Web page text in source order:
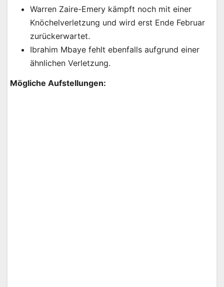
Warren Zaire-Emery kämpft noch mit einer
Knöchelverletzung und wird erst Ende Februar
zurückerwartet.
Ibrahim Mbaye fehlt ebenfalls aufgrund einer
ähnlichen Verletzung.
Mögliche Aufstellungen: